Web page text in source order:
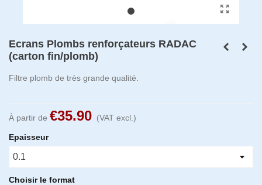
Ecrans Plombs renforçateurs RADAC
(carton fin/plomb)
Filtre plomb de très grande qualité.
À partir de €35.90 (VAT excl.)
Epaisseur
Choisir le format